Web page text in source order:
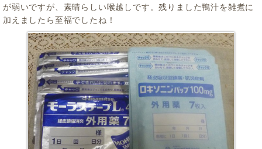
が弱いですが、素晴らしい喉越しです。残りました鴨汁を雑煮に
加えましたら至福でしたね！